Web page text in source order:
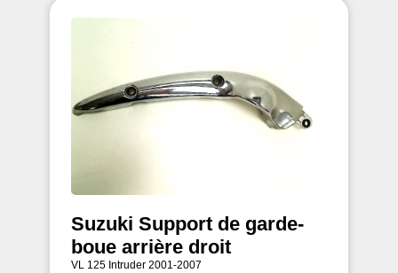
Suzuki Support de garde-
boue arrière droit
VL 125 Intruder 2001-2007